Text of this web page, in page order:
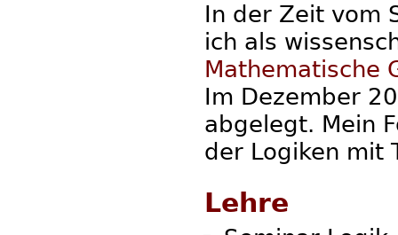
In der Zeit vom
ich als
Mathematische
Im Dezember
abgelegt. Mein
der Logiken mit
Lehre